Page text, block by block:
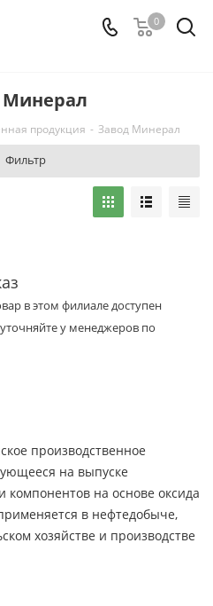
0
Минерал
продукция - Завод Минерал
Фильтр
в этом филиале доступен
уточняйте у менеджеров по
производственное
на выпуске
компонентов на основе оксида
в нефтедобыче,
хозяйстве и производстве